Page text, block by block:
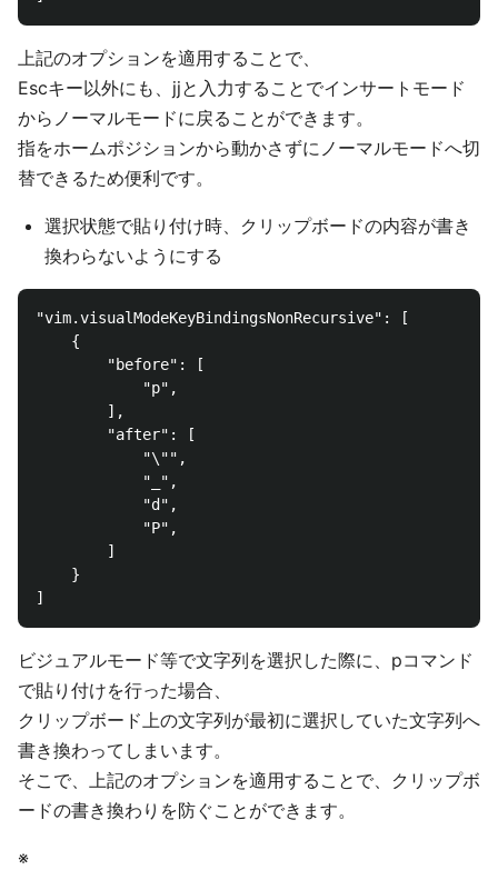
上記のオプションを適用することで、
Escキー以外にも、jjと入力することでインサートモード
からノーマルモードに戻ることができます。
指をホームポジションから動かさずにノーマルモードへ切
替できるため便利です。
選択状態で貼り付け時、クリップボードの内容が書き
換わらないようにする
"vim.visualModeKeyBindingsNonRecursive": [
    {
        "before": [
            "p",
        ],
        "after": [
            "\"",
            "_",
            "d",
            "P",
        ]
    }
ビジュアルモード等で文字列を選択した際に、pコマンド
で貼り付けを行った場合、
クリップボード上の文字列が最初に選択していた文字列へ
書き換わってしまいます。
そこで、上記のオプションを適用することで、クリップボ
ードの書き換わりを防ぐことができます。
※